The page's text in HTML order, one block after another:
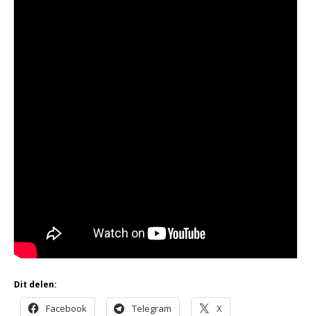
Dit delen:
Facebook Telegram X